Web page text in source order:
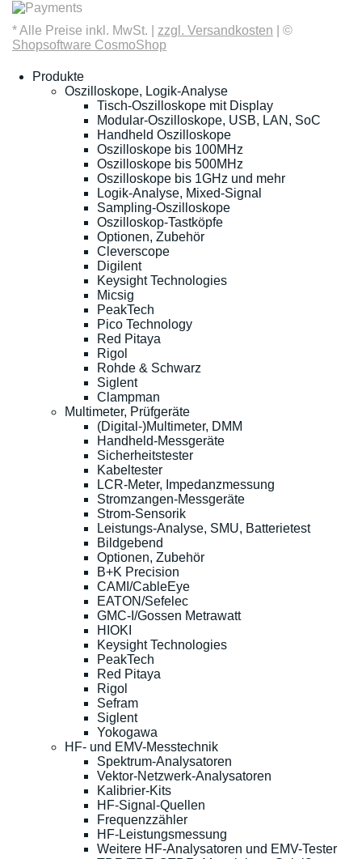
* Alle Preise inkl. MwSt. | zzgl. Versandkosten | ©
Shopsoftware CosmoShop
Produkte
Oszilloskope, Logik-Analyse
Tisch-Oszilloskope mit Display
Modular-Oszilloskope, USB, LAN, SoC
Handheld Oszilloskope
Oszilloskope bis 100MHz
Oszilloskope bis 500MHz
Oszilloskope bis 1GHz und mehr
Logik-Analyse, Mixed-Signal
Sampling-Oszilloskope
Oszilloskop-Tastköpfe
Optionen, Zubehör
Cleverscope
Digilent
Keysight Technologies
Micsig
PeakTech
Pico Technology
Red Pitaya
Rigol
Rohde & Schwarz
Siglent
Clampman
Multimeter, Prüfgeräte
(Digital-)Multimeter, DMM
Handheld-Messgeräte
Sicherheitstester
Kabeltester
LCR-Meter, Impedanzmessung
Stromzangen-Messgeräte
Strom-Sensorik
Leistungs-Analyse, SMU, Batterietest
Bildgebend
Optionen, Zubehör
B+K Precision
CAMI/CableEye
EATON/Sefelec
GMC-I/Gossen Metrawatt
HIOKI
Keysight Technologies
PeakTech
Red Pitaya
Rigol
Sefram
Siglent
Yokogawa
HF- und EMV-Messtechnik
Spektrum-Analysatoren
Vektor-Netzwerk-Analysatoren
Kalibrier-Kits
HF-Signal-Quellen
Frequenzzähler
HF-Leistungsmessung
Weitere HF-Analysatoren und EMV-Tester